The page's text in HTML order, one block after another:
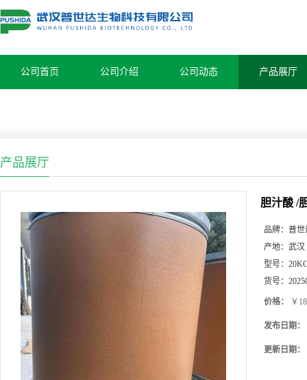
公司首页 公司介绍 公司动态 产品展厅
产品展厅
胆汁酸 /
品牌： 普世
产地： 武汉
型号：
货号：
价格： ￥
发布日期：
更新日期：